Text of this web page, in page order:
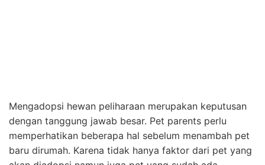
Mengadopsi hewan peliharaan merupakan keputusan
dengan tanggung jawab besar. Pet parents perlu
memperhatikan beberapa hal sebelum menambah pet
baru dirumah. Karena tidak hanya faktor dari pet yang